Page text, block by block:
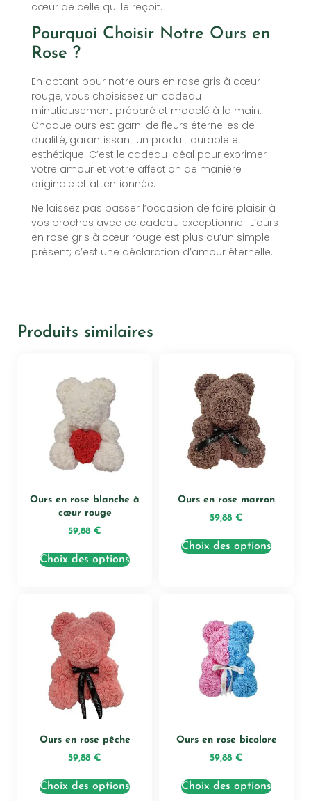
cœur de celle qui le reçoit.
Pourquoi Choisir Notre Ours en
Rose ?
En optant pour notre ours en rose gris à cœur
rouge, vous choisissez un cadeau
minutieusement préparé et modelé à la main.
Chaque ours est garni de fleurs éternelles de
qualité, garantissant un produit durable et
esthétique. C’est le cadeau idéal pour exprimer
votre amour et votre affection de manière
originale et attentionnée.
Ne laissez pas passer l’occasion de faire plaisir à
vos proches avec ce cadeau exceptionnel. L’ours
en rose gris à cœur rouge est plus qu’un simple
présent; c’est une déclaration d’amour éternelle.
Produits similaires
Ours en rose blanche à
cœur rouge
59,88 €
Choix des options
Ours en rose marron
59,88 €
Choix des options
Ours en rose pêche
59,88 €
Choix des options
Ours en rose bicolore
59,88 €
Choix des options